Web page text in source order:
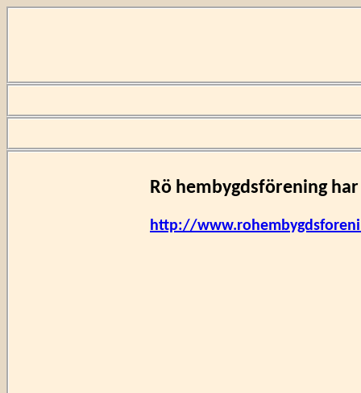
Rö hembygdsförening
http://